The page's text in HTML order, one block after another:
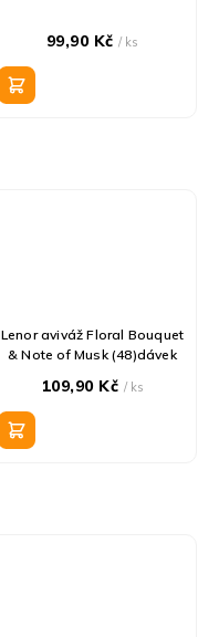
99,90 Kč/ ks
Lenor aviváž Floral Bouquet
& Note of Musk (48)dávek
109,90 Kč / ks